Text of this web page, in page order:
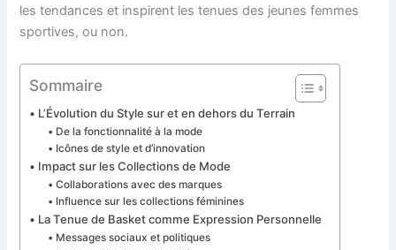
les tendances et inspirent les tenues des jeunes femmes
sportives, ou non.
Sommaire
L’Évolution du Style sur et en dehors du Terrain
De la fonctionnalité à la mode
Icônes de style et d’innovation
Impact sur les Collections de Mode
Collaborations avec des marques
Influence sur les collections féminines
La Tenue de Basket comme Expression Personnelle
Messages sociaux et politiques